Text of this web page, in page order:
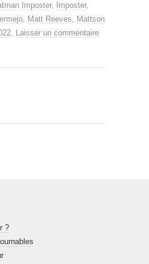
Imposter, Imposter,
, Matt Reeves, Mattson
. Laisser un commentaire
?